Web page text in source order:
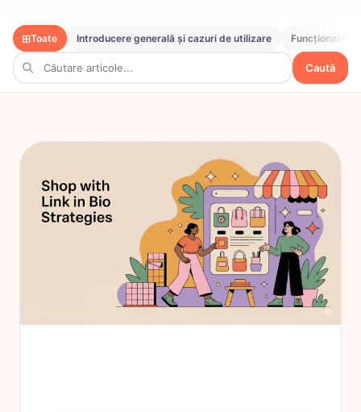
Toate Introducere generală și cazuri de utilizare Funcționalități
Caută